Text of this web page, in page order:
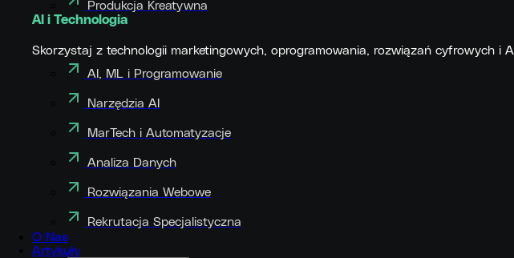
Produkcja Kreatywna
AI i Technologia
Skorzystaj z technologii marketingowych, oprogramowania, rozwiązań cyfrowych i AI
AI, ML i Programowanie
Narzędzia AI
MarTech i Automatyzacje
Analiza Danych
Rozwiązania Webowe
Rekrutacja Specjalistyczna
O Nas
Artykuły